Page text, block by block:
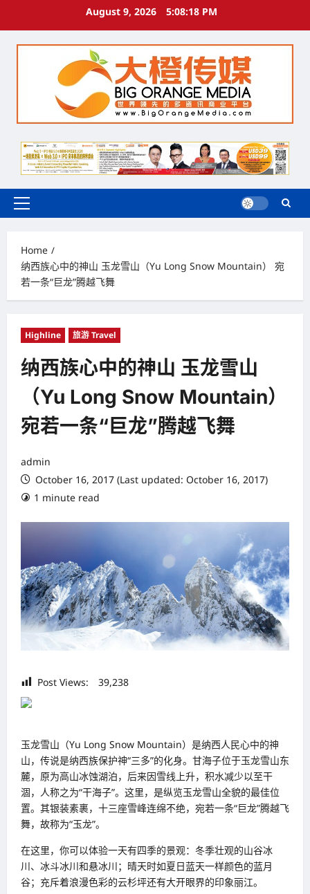
August 9, 2026 5:08:18 PM
Primary
Home
纳西族心中的神山 玉龙雪山（Yu Long Snow Mountain） 宛
若一条“巨龙”腾越飞舞
Highline 旅游 Travel
纳西族心中的神山 玉龙雪山
（Yu Long Snow Mountain）
宛若一条“巨龙”腾越飞舞
admin
October 16, 2017 (Last updated: October 16, 2017)
1 minute read
Post Views: 39,238
玉龙雪山（Yu Long Snow Mountain）是纳西人民心中的神
山，传说是纳西族保护神“三多”的化身。甘海子位于玉龙雪山东
麓，原为高山冰蚀湖泊，后来因雪线上升，积水减少以至干
涸，人称之为“干海子”。这里，是纵览玉龙雪山全貌的最佳位
置。其银装素裹，十三座雪峰连绵不绝，宛若一条“巨龙”腾越飞
舞，故称为“玉龙”。
在这里，你可以体验一天有四季的景观：冬季壮观的山谷冰
川、冰斗冰川和悬冰川；晴天时如夏日蓝天一样颜色的蓝月
谷；充斥着浪漫色彩的云杉坪还有大开眼界的印象丽江。